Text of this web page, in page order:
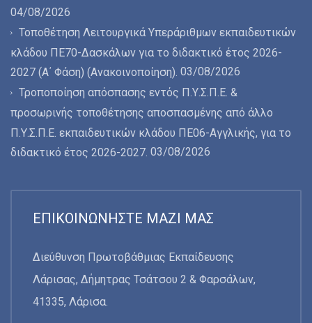
04/08/2026
Τοποθέτηση Λειτουργικά Υπεράριθμων εκπαιδευτικών
κλάδου ΠΕ70-Δασκάλων για το διδακτικό έτος 2026-
2027 (Α΄ Φάση) (Ανακοινοποίηση). 03/08/2026
Τροποποίηση απόσπασης εντός Π.Υ.Σ.Π.Ε. &
προσωρινής τοποθέτησης αποσπασμένης από άλλο
Π.Υ.Σ.Π.Ε. εκπαιδευτικών κλάδου ΠΕ06-Αγγλικής, για το
διδακτικό έτος 2026-2027. 03/08/2026
ΕΠΙΚΟΙΝΩΝΉΣΤΕ ΜΑΖΊ ΜΑΣ
Διεύθυνση Πρωτοβάθμιας Εκπαίδευσης
Λάρισας, Δήμητρας Τσάτσου 2 & Φαρσάλων,
41335, Λάρισα.